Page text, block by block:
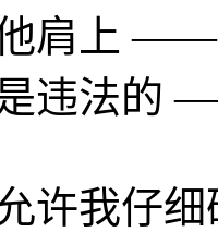
肩上 ——
违法的
许我仔